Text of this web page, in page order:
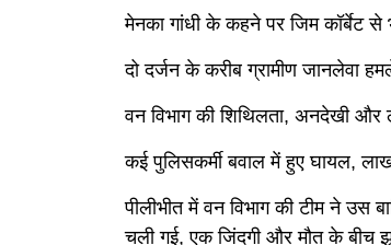
मेनका गांधी के कहने पर जिम कॉर्बेट से
दो दर्जन के करीब ग्रामीण जानलेवा
वन विभाग की शिथिलता, अनदेखी और
कई पुलिसकर्मी बवाल में हुए घायल,
पीलीभीत में वन विभाग की टीम ने उस
चली गई, एक जिंदगी और मौत के बीच